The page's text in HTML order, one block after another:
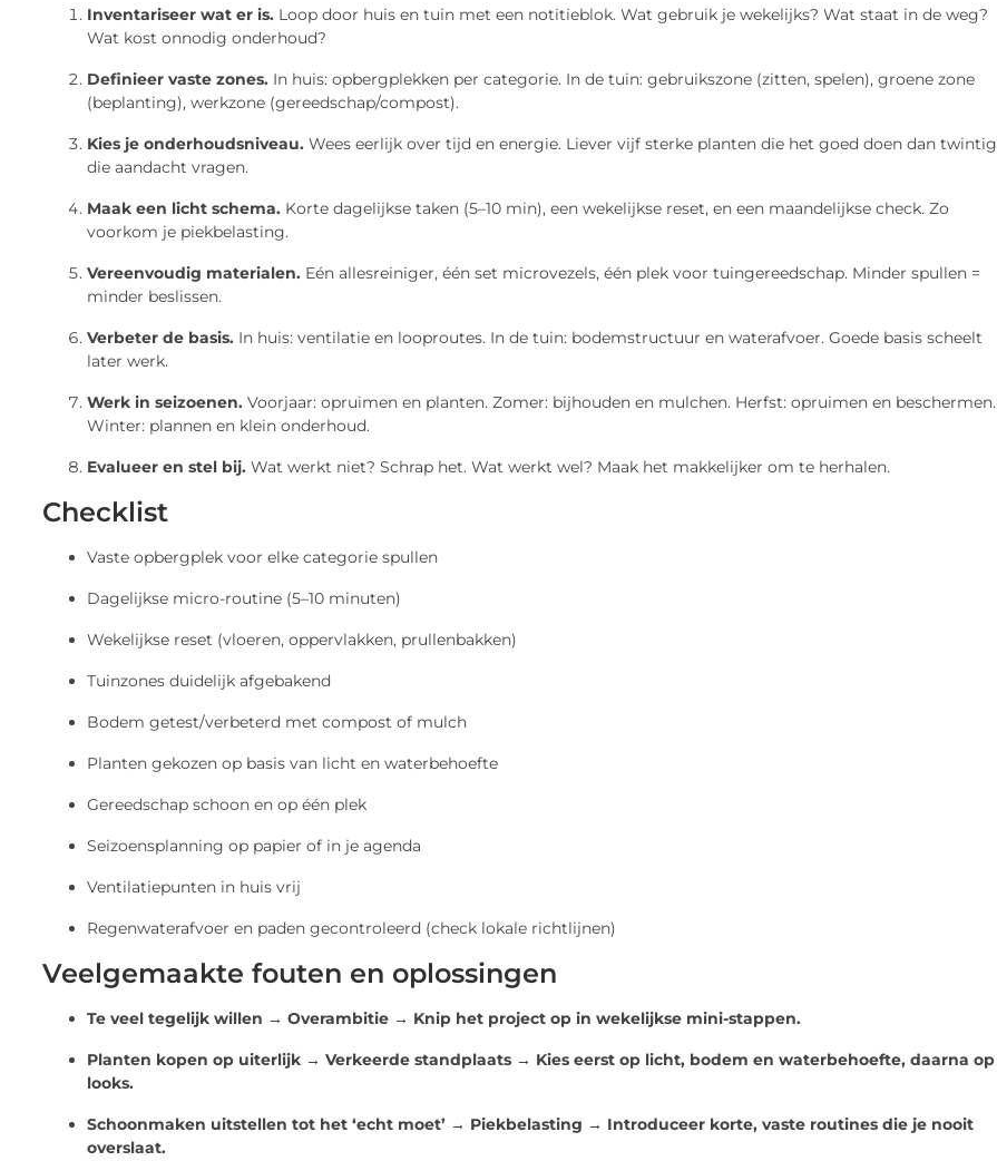
Inventariseer wat er is. Loop door huis en tuin met een notitieblok. Wat gebruik je wekelijks? Wat staat in de weg?
Wat kost onnodig onderhoud?
Definieer vaste zones. In huis: opbergplekken per categorie. In de tuin: gebruikszone (zitten, spelen), groene zone
(beplanting), werkzone (gereedschap/compost).
Kies je onderhoudsniveau. Wees eerlijk over tijd en energie. Liever vijf sterke planten die het goed doen dan twintig
die aandacht vragen.
Maak een licht schema. Korte dagelijkse taken (5–10 min), een wekelijkse reset, en een maandelijkse check. Zo
voorkom je piekbelasting.
Vereenvoudig materialen. Eén allesreiniger, één set microvezels, één plek voor tuingereedschap. Minder spullen =
minder beslissen.
Verbeter de basis. In huis: ventilatie en looproutes. In de tuin: bodemstructuur en waterafvoer. Goede basis scheelt
later werk.
Werk in seizoenen. Voorjaar: opruimen en planten. Zomer: bijhouden en mulchen. Herfst: opruimen en beschermen.
Winter: plannen en klein onderhoud.
Evalueer en stel bij. Wat werkt niet? Schrap het. Wat werkt wel? Maak het makkelijker om te herhalen.
Checklist
Vaste opbergplek voor elke categorie spullen
Dagelijkse micro-routine (5–10 minuten)
Wekelijkse reset (vloeren, oppervlakken, prullenbakken)
Tuinzones duidelijk afgebakend
Bodem getest/verbeterd met compost of mulch
Planten gekozen op basis van licht en waterbehoefte
Gereedschap schoon en op één plek
Seizoensplanning op papier of in je agenda
Ventilatiepunten in huis vrij
Regenwaterafvoer en paden gecontroleerd (check lokale richtlijnen)
Veelgemaakte fouten en oplossingen
Te veel tegelijk willen → Overambitie → Knip het project op in wekelijkse mini-stappen.
Planten kopen op uiterlijk → Verkeerde standplaats → Kies eerst op licht, bodem en waterbehoefte, daarna op
looks.
Schoonmaken uitstellen tot het ‘echt moet’ → Piekbelasting → Introduceer korte, vaste routines die je nooit
overslaat.